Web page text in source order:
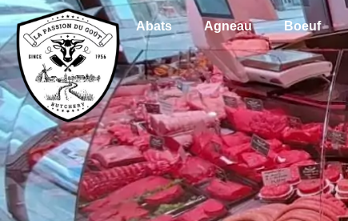
Abats Agneau Boeuf